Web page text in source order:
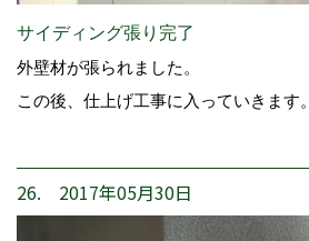
サイディング張り完了
外壁材が張られました。
この後、仕上げ工事に入っていきます。
26. 2017年05月30日